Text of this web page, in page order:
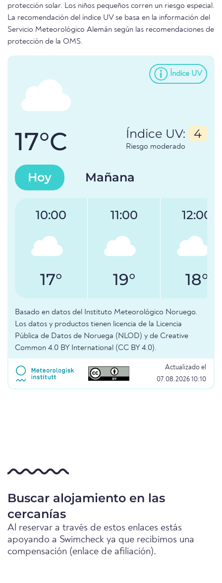
protección solar. Los niños pequeños corren un riesgo especial.
La recomendación del índice UV se basa en la información del
Servicio Meteorológico Alemán según las recomendaciones de
protección de la OMS.
Índice UV
17°C Índice UV: 4
Riesgo moderado
Hoy Mañana
10:00
17°
11:00
19°
12:00
18°
Basado en datos del Instituto Meteorológico Noruego.
Los datos y productos tienen licencia de la Licencia
Pública de Datos de Noruega (NLOD) y de Creative
Common 4.0 BY International (CC BY 4.0).
Actualizado el
07.08.2026 10:10
Buscar alojamiento en las
cercanías
Al reservar a través de estos enlaces estás
apoyando a Swimcheck ya que recibimos una
compensación (enlace de afiliación).